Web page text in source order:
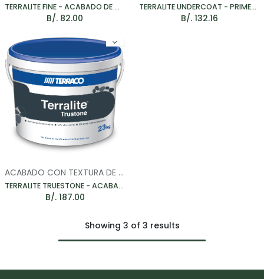
TERRALITE FINE - ACABADO DE MARMOL GRANULADO 25KG
B/. 82.00
TERRALITE UNDERCOAT - PRIMER PARA TERRALITE
B/. 132.16
ACABADO CON TEXTURA DE MARMOL
TERRALITE TRUESTONE - ACABADO DE MARMOL GRANULADO SUPERFINO 25KG
B/. 187.00
Showing 3 of 3 results